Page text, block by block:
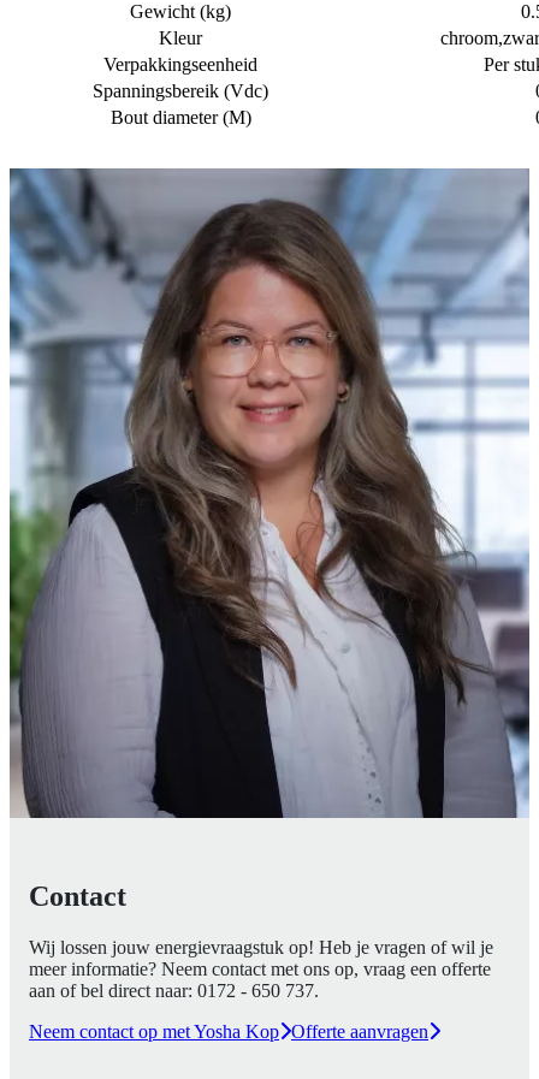
Gewicht (kg)
Kleur
Verpakkingseenheid
Per
Spanningsbereik (Vdc)
Bout diameter (M)
Contact
Wij lossen jouw energievraagstuk op! Heb je vragen of wil je
meer informatie? Neem contact met ons op, vraag een offerte
aan of bel direct naar: 0172 - 650 737.
Neem contact op met Yosha Kop Offerte aanvragen